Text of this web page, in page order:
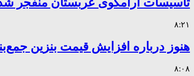
تاسیسات آرامکوی عربستان منفجر
۸:۲۱
هنوز درباره افزایش قیمت بنزین
۸:۰۸